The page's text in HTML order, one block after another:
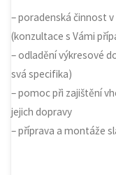
– poradenská činnost
(konzultace s Vámi
– odladění výkresové
svá specifika)
– pomoc při zajištění
jejich dopravy
– příprava a montáže